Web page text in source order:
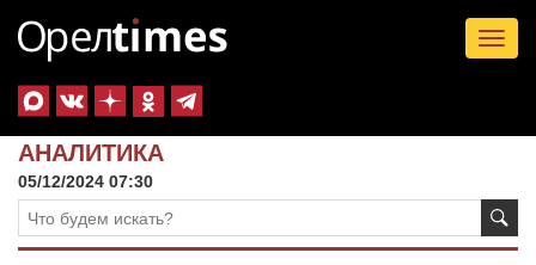
АНАЛИТИКА
05/12/2024 07:30